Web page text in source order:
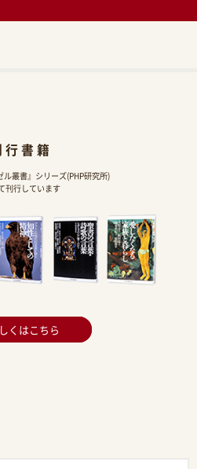
行書籍
叢書』シリーズ(PHP研究所)
刊行しています
くはこちら